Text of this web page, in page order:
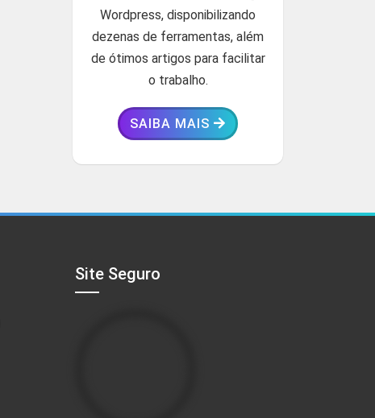
Wordpress, disponibilizando
dezenas de ferramentas, além
de ótimos artigos para facilitar
o trabalho.
SAIBA MAIS
Site Seguro